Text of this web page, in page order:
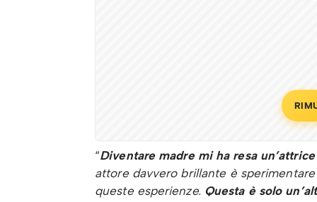
“Diventare madre mi ha resa
attore davvero brillante è
queste esperienze. Questa è solo